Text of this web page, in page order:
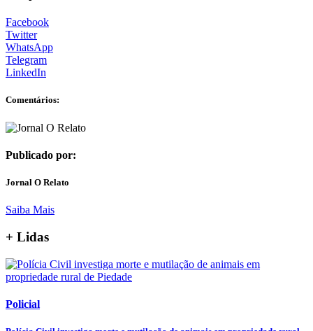
Facebook
Twitter
WhatsApp
Telegram
LinkedIn
Comentários:
Publicado por:
Jornal O Relato
Saiba Mais
+ Lidas
Policial